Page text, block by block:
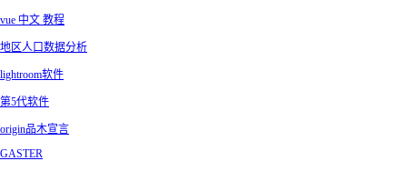
vue 中文 教程
地区人口数据分析
lightroom软件
第5代软件
origin品木宣言
GASTER